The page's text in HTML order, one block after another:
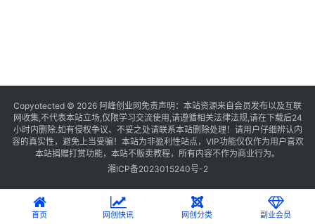
Copyotected © 2026 阿峰创业网 免责声明：本站资源来自会员发布以及互联
网收集,不代表本站立场,仅限学习交流使用,请遵循相关法律法规,请在下载后24
小时内删除.如有侵权争议、不妥之处请联系本站删除处理！请用户仔细辨认内
容的真实性，避免上当受骗！本站为非盈利性站点，VIP功能仅仅作为用户喜欢
本站捐赠打赏功能，本站不贩卖教程，所有内容不作为商业行为。
湘ICP备2023015240号-2
首页 网创快讯 网创分类 副业会员